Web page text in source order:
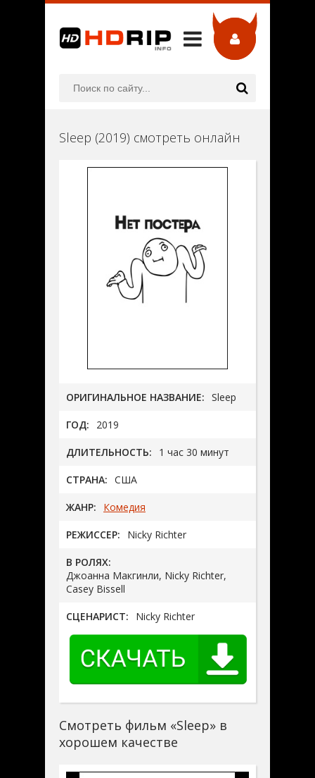
Sleep (2019) смотреть онлайн
ОРИГИНАЛЬНОЕ НАЗВАНИЕ: Sleep
ГОД: 2019
ДЛИТЕЛЬНОСТЬ: 1 час 30 минут
СТРАНА: США
ЖАНР: Комедия
РЕЖИССЕР: Nicky Richter
В РОЛЯХ:
Джоанна Макгинли, Nicky Richter,
Casey Bissell
СЦЕНАРИСТ: Nicky Richter
Смотреть фильм «Sleep» в
хорошем качестве